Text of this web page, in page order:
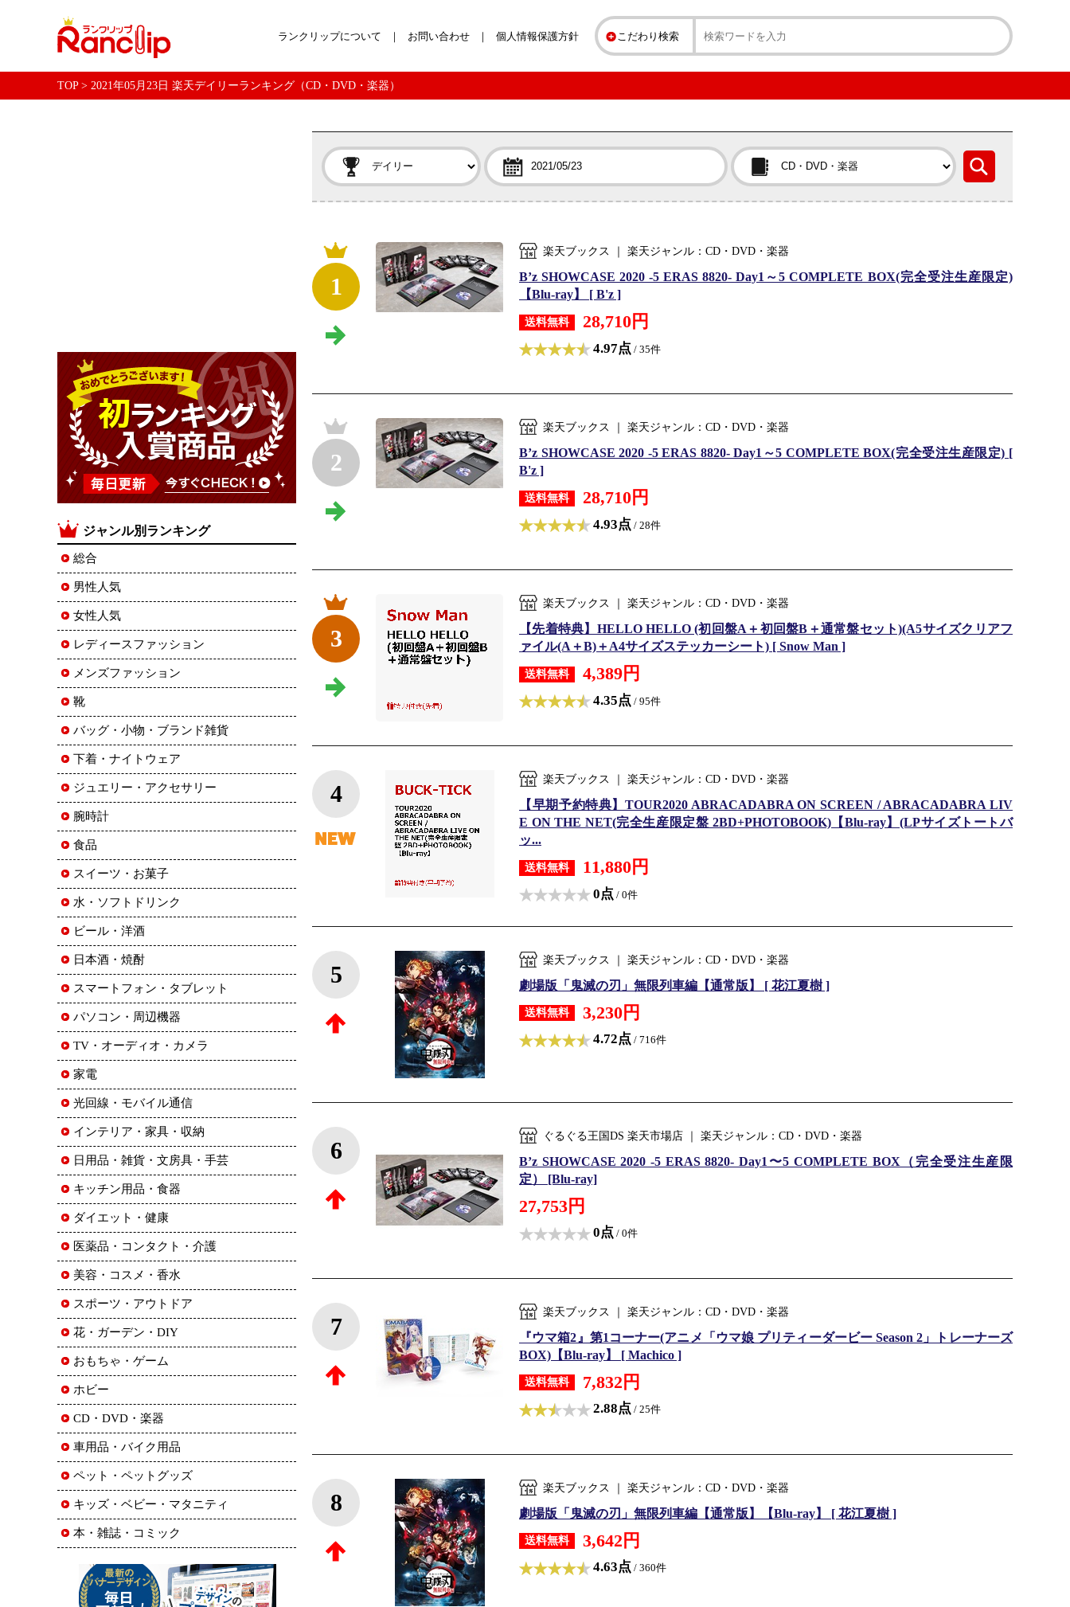
こだわり検索
ランクリップについて お問い合わせ 個人情報保護方針
TOP> 2021年05月23日 楽天デイリーランキング（CD・DVD・楽器）
1
楽天ブックス ｜ 楽天ジャンル：CD・DVD・楽器
B’z SHOWCASE 2020 -5 ERAS 8820- Day1～5 COMPLETE BOX(完全受注生産限定)
【Blu-ray】 [ B'z ]
送料無料 28,710円
4.97点 / 35件
2
楽天ブックス ｜ 楽天ジャンル：CD・DVD・楽器
B’z SHOWCASE 2020 -5 ERAS 8820- Day1～5 COMPLETE BOX(完全受注生産限定) [
B'z ]
送料無料 28,710円
4.93点 / 28件
3
楽天ブックス ｜ 楽天ジャンル：CD・DVD・楽器
【先着特典】HELLO HELLO (初回盤A＋初回盤B＋通常盤セット)(A5サイズクリアフ
ァイル(A＋B)＋A4サイズステッカーシート) [ Snow Man ]
送料無料 4,389円
4.35点 / 95件
4
楽天ブックス ｜ 楽天ジャンル：CD・DVD・楽器
【早期予約特典】TOUR2020 ABRACADABRA ON SCREEN / ABRACADABRA LIV
E ON THE NET(完全生産限定盤 2BD+PHOTOBOOK)【Blu-ray】(LPサイズトートバ
ッ...
送料無料 11,880円
0点 / 0件
5
楽天ブックス ｜ 楽天ジャンル：CD・DVD・楽器
劇場版「鬼滅の刃」無限列車編【通常版】 [ 花江夏樹 ]
送料無料 3,230円
4.72点 / 716件
6
ぐるぐる王国DS 楽天市場店 ｜ 楽天ジャンル：CD・DVD・楽器
B’z SHOWCASE 2020 -5 ERAS 8820- Day1〜5 COMPLETE BOX（完全受注生産限
定） [Blu-ray]
27,753円
0点 / 0件
7
楽天ブックス ｜ 楽天ジャンル：CD・DVD・楽器
『ウマ箱2』第1コーナー(アニメ「ウマ娘 プリティーダービー Season 2」トレーナーズ
BOX)【Blu-ray】 [ Machico ]
送料無料 7,832円
2.88点 / 25件
8
楽天ブックス ｜ 楽天ジャンル：CD・DVD・楽器
劇場版「鬼滅の刃」無限列車編【通常版】【Blu-ray】 [ 花江夏樹 ]
送料無料 3,642円
4.63点 / 360件
ジャンル別ランキング
総合
男性人気
女性人気
レディースファッション
メンズファッション
靴
バッグ・小物・ブランド雑貨
下着・ナイトウェア
ジュエリー・アクセサリー
腕時計
食品
スイーツ・お菓子
水・ソフトドリンク
ビール・洋酒
日本酒・焼酎
スマートフォン・タブレット
パソコン・周辺機器
TV・オーディオ・カメラ
家電
光回線・モバイル通信
インテリア・家具・収納
日用品・雑貨・文房具・手芸
キッチン用品・食器
ダイエット・健康
医薬品・コンタクト・介護
美容・コスメ・香水
スポーツ・アウトドア
花・ガーデン・DIY
おもちゃ・ゲーム
ホビー
CD・DVD・楽器
車用品・バイク用品
ペット・ペットグッズ
キッズ・ベビー・マタニティ
本・雑誌・コミック